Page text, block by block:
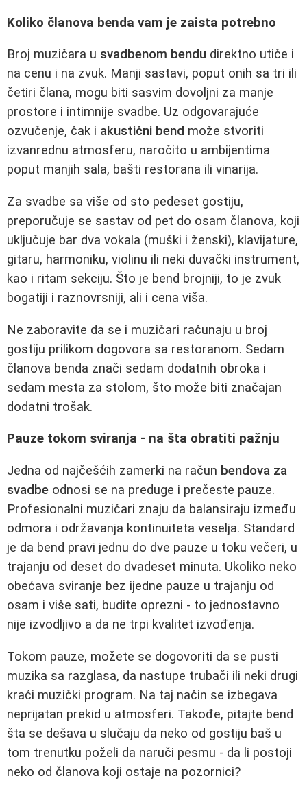
Koliko članova benda vam je zaista potrebno
Broj muzičara u svadbenom bendu direktno utiče i
na cenu i na zvuk. Manji sastavi, poput onih sa tri ili
četiri člana, mogu biti sasvim dovoljni za manje
prostore i intimnije svadbe. Uz odgovarajuće
ozvučenje, čak i akustični bend može stvoriti
izvanrednu atmosferu, naročito u ambijentima
poput manjih sala, bašti restorana ili vinarija.
Za svadbe sa više od sto pedeset gostiju,
preporučuje se sastav od pet do osam članova, koji
uključuje bar dva vokala (muški i ženski), klavijature,
gitaru, harmoniku, violinu ili neki duvački instrument,
kao i ritam sekciju. Što je bend brojniji, to je zvuk
bogatiji i raznovrsniji, ali i cena viša.
Ne zaboravite da se i muzičari računaju u broj
gostiju prilikom dogovora sa restoranom. Sedam
članova benda znači sedam dodatnih obroka i
sedam mesta za stolom, što može biti značajan
dodatni trošak.
Pauze tokom sviranja - na šta obratiti pažnju
Jedna od najčešćih zamerki na račun bendova za
svadbe odnosi se na preduge i prečeste pauze.
Profesionalni muzičari znaju da balansiraju između
odmora i održavanja kontinuiteta veselja. Standard
je da bend pravi jednu do dve pauze u toku večeri, u
trajanju od deset do dvadeset minuta. Ukoliko neko
obećava sviranje bez ijedne pauze u trajanju od
osam i više sati, budite oprezni - to jednostavno
nije izvodljivo a da ne trpi kvalitet izvođenja.
Tokom pauze, možete se dogovoriti da se pusti
muzika sa razglasa, da nastupe trubači ili neki drugi
kraći muzički program. Na taj način se izbegava
neprijatan prekid u atmosferi. Takođe, pitajte bend
šta se dešava u slučaju da neko od gostiju baš u
tom trenutku poželi da naruči pesmu - da li postoji
neko od članova koji ostaje na pozornici?